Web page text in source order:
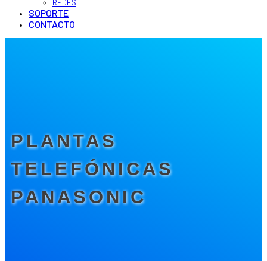
REDES
SOPORTE
CONTACTO
PLANTAS
TELEFÓNICAS
PANASONIC